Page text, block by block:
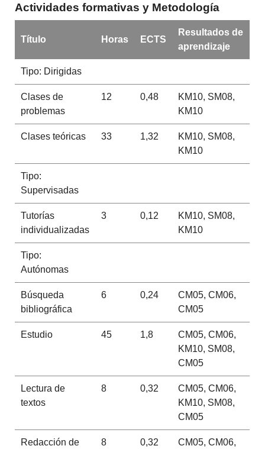
Actividades formativas y Metodología
Título Horas ECTS
Resultados de
aprendizaje
Tipo: Dirigidas
Clases de
problemas
12 0,48
KM10, SM08,
KM10
Clases teóricas 33 1,32
KM10, SM08,
KM10
Tipo:
Supervisadas
Tutorías
individualizadas
3 0,12
KM10, SM08,
KM10
Tipo:
Autónomas
Búsqueda
bibliográfica
6 0,24
CM05, CM06,
CM05
Estudio 45 1,8
CM05, CM06,
KM10, SM08,
CM05
Lectura de
textos
8 0,32
CM05, CM06,
KM10, SM08,
CM05
Redacción de
8 0,32
CM05, CM06,